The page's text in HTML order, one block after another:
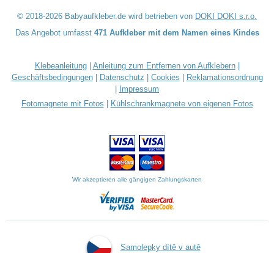
© 2018-2026 Babyaufkleber.de wird betrieben von DOKI DOKI s.r.o.
Das Angebot umfasst 471 Aufkleber mit dem Namen eines Kindes
Klebeanleitung| Anleitung zum Entfernen von Aufklebern|
Geschäftsbedingungen| Datenschutz Cookies
Reklamationsordnung
Impressum
Fotomagnete mit Fotos
Kühlschrankmagnete von eigenen Fotos
Wir akzeptieren alle gängigen Zahlungskarten
Samolepky dítě v autě